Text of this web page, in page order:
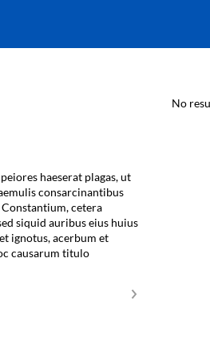
haeserat plagas, ut
consarcinantibus
cetera
siquid auribus eius huius
ignotus, acerbum et
causarum titulo
No